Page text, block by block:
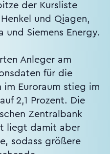
der Kursliste
und Qiagen,
und Siemens Energy.
Anleger am
für die
im Euroraum stieg im
2,1 Prozent. Die
Zentralbank
liegt damit aber
sodass größere